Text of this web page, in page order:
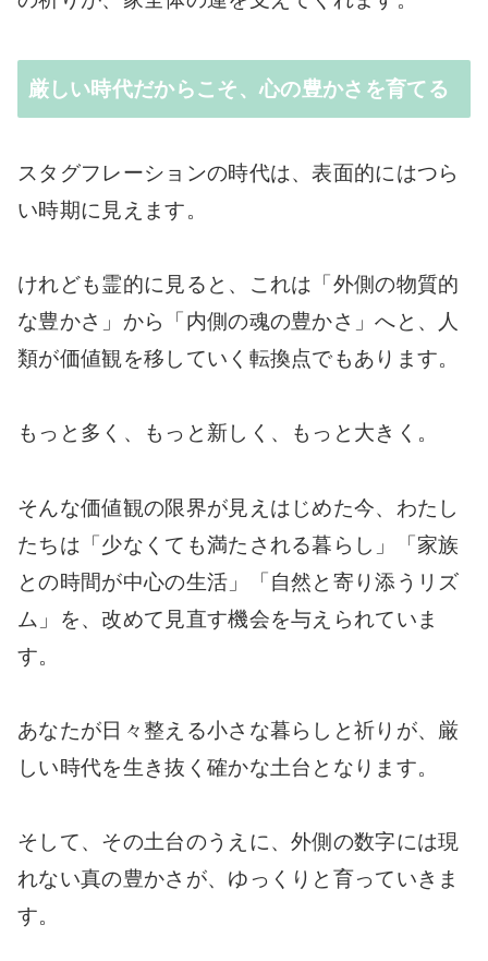
厳しい時代だからこそ、心の豊かさを育てる
スタグフレーションの時代は、表面的にはつら
い時期に見えます。
けれども霊的に見ると、これは「外側の物質的
な豊かさ」から「内側の魂の豊かさ」へと、人
類が価値観を移していく転換点でもあります。
もっと多く、もっと新しく、もっと大きく。
そんな価値観の限界が見えはじめた今、わたし
たちは「少なくても満たされる暮らし」「家族
との時間が中心の生活」「自然と寄り添うリズ
ム」を、改めて見直す機会を与えられていま
す。
あなたが日々整える小さな暮らしと祈りが、厳
しい時代を生き抜く確かな土台となります。
そして、その土台のうえに、外側の数字には現
れない真の豊かさが、ゆっくりと育っていきま
す。